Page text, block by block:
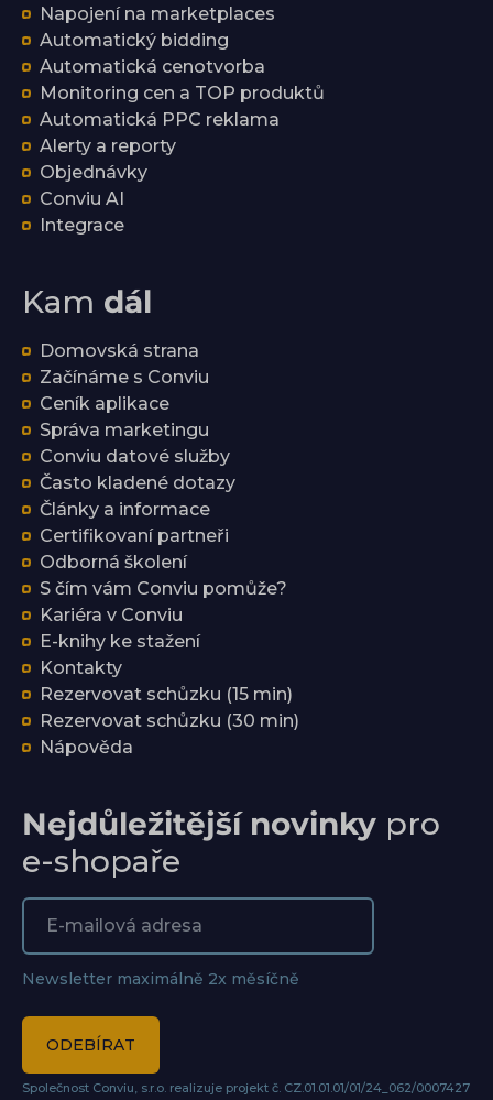
Napojení na marketplaces
Automatický bidding
Automatická cenotvorba
Monitoring cen a TOP produktů
Automatická PPC reklama
Alerty a reporty
Objednávky
Conviu AI
Integrace
Kam dál
Domovská strana
Začínáme s Conviu
Ceník aplikace
Správa marketingu
Conviu datové služby
Často kladené dotazy
Články a informace
Certifikovaní partneři
Odborná školení
S čím vám Conviu pomůže?
Kariéra v Conviu
E-knihy ke stažení
Kontakty
Rezervovat schůzku (15 min)
Rezervovat schůzku (30 min)
Nápověda
Nejdůležitější novinky pro
e-shopaře
Newsletter maximálně 2x měsíčně
ODEBÍRAT
Společnost Conviu, s.r.o. realizuje projekt č. CZ.01.01.01/01/24_062/0007427